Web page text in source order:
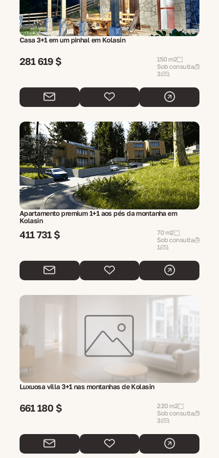
Casa 3+1 em um pinhal em Kolasin
281 619 $
150 m2
Sob consulta
3
Apartamento premium 1+1 aos pés da montanha em
Kolasin
411 731 $
70 m2
Sob consulta
1
Luxuosa villa 3+1 nas montanhas de Kolasin
661 180 $
220 m2
Sob consulta
3